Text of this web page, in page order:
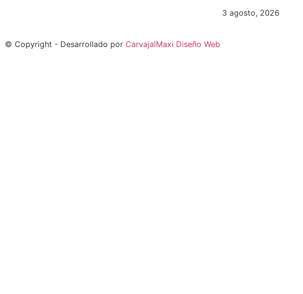
3 agosto, 2026
© Copyright - Desarrollado por CarvajalMaxi Diseño Web